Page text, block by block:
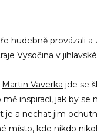
hudebně provázali a
Vysočina v
Martin Vaverka jde se
inspirací, jak by se
je a nechat jim
místo, kde nikdo